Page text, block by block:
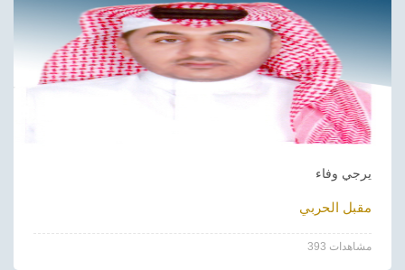
يرجي وفاء
مقبل الحربي
393 مشاهدات